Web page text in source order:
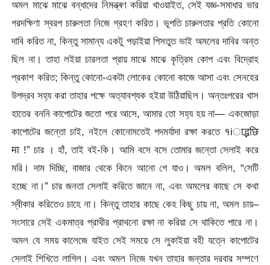
অমল মাঝে মাঝে বন্ধাদের নিমন্ত্ৰণ করিয়া খাওয়াইত, সেই যজ্ঞ-সমাধার ভার
গরদক্ষিণা স্বরপ চারুলতা নিজে গ্রহণ করিত। ভূপতি চারুলতার প্রতি কোনো
দাবি করিত না, কিন্তু সামান্য একটু পড়াইয়া পিসতুত ভাই অমলের দাবির অন্ত
ছিল না। তাহা লইয়া চারলতা প্রায় মাঝে মাঝে কৃত্রিম কোপ এবং বিদ্রোহ
প্রকাশ করিত; কিন্তু কোনো-একটা লোকের কোনো কাজে আসা এবং সেনহের
উপদ্রব সহ্য করা তাহার পক্ষে অত্যাবশ্যক হইয়া উঠিয়াছিল। অন্তঃপরের খাস
হাতের বননি কাপোটের জতো পরে আসে, আমার তো সহ্য হয় না— একজোড়া
কাপোটের জন্তো চাই, নইলে কোনোমতেই পদমর্যাদা রক্ষা করতে १iाद्भछि
मा !” চার । হাঁ, তাই বই-কি। আমি বসে বসে তোমার জন্তো সেলাই করে
মরি। দাম দিচ্ছি, বাজার থেকে কিনে আনো গে যাও। অমল বলিল, “সেটি
হচ্ছে না।” চার জনতা সেলাই করিতে জানে না, এবং অমলের কাছে সে কথা
স্বীকার করিতেও চাহে না। কিন্তু তাহার কাছে কেহ কিছু চায় না, অমল চায়–
সংসারে সেই একমাত্র প্রাথীর প্রাথনো রক্ষা না করিয়া সে থাকিতে পারে না।
অমল যে সময় কালেজে যাইত সেই সময়ে সে লুকাইয়া বহী যত্নে কাপোটের
সেলাই শিখিতে লাগিল। এবং অমল নিজে যখন তাহার জন্তার দরবার সম্পণে